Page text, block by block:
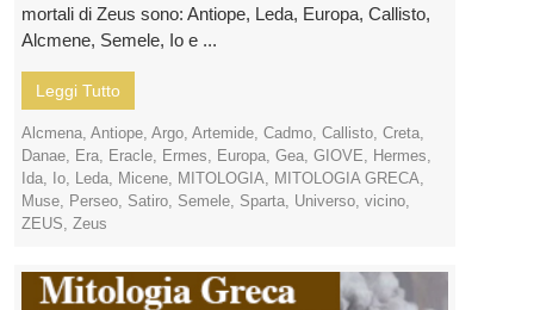
mortali di Zeus sono: Antiope, Leda, Europa, Callisto,
Alcmene, Semele, Io e ...
Leggi Tutto
Alcmena, Antiope, Argo, Artemide, Cadmo, Callisto, Creta,
Danae, Era, Eracle, Ermes, Europa, Gea, GIOVE, Hermes,
Ida, Io, Leda, Micene, MITOLOGIA, MITOLOGIA GRECA,
Muse, Perseo, Satiro, Semele, Sparta, Universo, vicino,
ZEUS, Zeus